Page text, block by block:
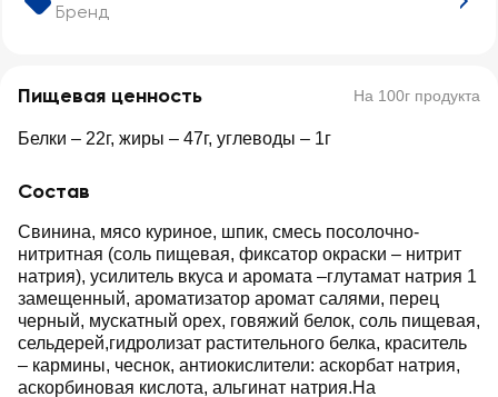
Бренд
Пищевая ценность На 100г продукта
Белки – 22г, жиры – 47г, углеводы – 1г
Состав
Свинина, мясо куриное, шпик, смесь посолочно-
нитритная (соль пищевая, фиксатор окраски – нитрит
натрия), усилитель вкуса и аромата –глутамат натрия 1
замещенный, ароматизатор аромат салями, перец
черный, мускатный орех, говяжий белок, соль пищевая,
сельдерей,гидролизат растительного белка, краситель
– кармины, чеснок, антиокислители: аскорбат натрия,
аскорбиновая кислота, альгинат натрия.На